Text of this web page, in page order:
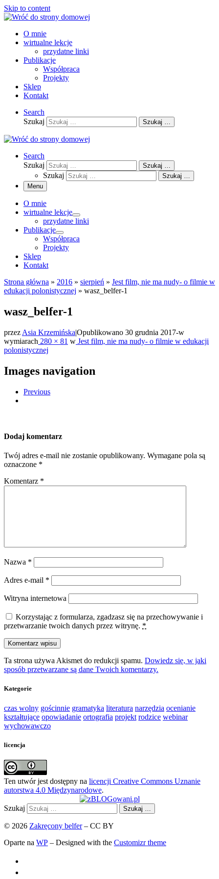
Skip to content
O mnie
wirtualne lekcje
przydatne linki
Publikacje
Współpraca
Projekty
Sklep
Kontakt
Search
Szukaj
Szukaj …
Search
Szukaj
Szukaj …
Szukaj
Szukaj …
Menu
O mnie
wirtualne lekcje
przydatne linki
Publikacje
Współpraca
Projekty
Sklep
Kontakt
Strona główna » 2016 » sierpień » Jest film, nie ma nudy- o filmie w
edukacji polonistycznej » wasz_belfer-1
wasz_belfer-1
przez Asia Krzemińska|Opublikowano 30 grudnia 2017-w
wymiarach 280 × 81 w Jest film, nie ma nudy- o filmie w edukacji
polonistycznej
Images navigation
Previous
Dodaj komentarz
Twój adres e-mail nie zostanie opublikowany. Wymagane pola są
oznaczone *
Komentarz *
Nazwa *
Adres e-mail *
Witryna internetowa
Korzystając z formularza, zgadzasz się na przechowywanie i
przetwarzanie twoich danych przez witrynę. *
Ta strona używa Akismet do redukcji spamu. Dowiedz się, w jaki
sposób przetwarzane są dane Twoich komentarzy.
Kategorie
czas wolny gościnnie gramatyka literatura narzędzia ocenianie
kształtujące opowiadanie ortografia projekt rodzice webinar
wychowawczo
licencja
Ten utwór jest dostępny na licencji Creative Commons Uznanie
autorstwa 4.0 Międzynarodowe.
Szukaj Szukaj …
© 2026 Zakręcony belfer– CC BY
Oparte na WP – Designed with the Customizr theme